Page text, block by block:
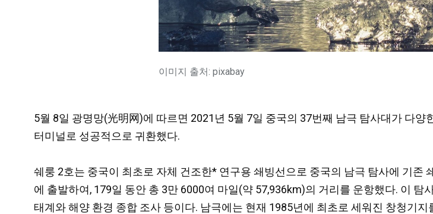
이미지 출처: pixabay
5월 8일 광명망(光明网)에 따르면 2021년 5월 7일 중국의 37번째 남극 탐사대가 다양
터미널로 성공적으로 귀환했다.
쉐룽 2호는 중국이 최초로 자체 건조한* 연구용 쇄빙선으로 중국의 남극 탐사에 기존
에 출발하여, 179일 동안 총 3만 6000여 마일(약 57,936km)의 거리를 운항했다. 이
태계와 해양 환경 종합 조사 등이다. 남극에는 현재 1985년에 최초로 세워진 창청기